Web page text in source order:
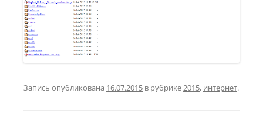
Запись опубликована 16.07.2015 в рубрике2015, интернет.